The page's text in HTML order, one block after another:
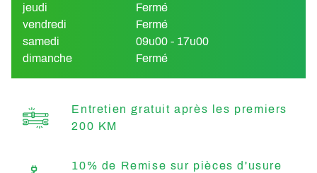
jeudi
Fermé
vendredi
Fermé
samedi
09u00 - 17u00
dimanche
Fermé
Entretien gratuit après les premiers
200 KM
10% de Remise sur pièces d'usure